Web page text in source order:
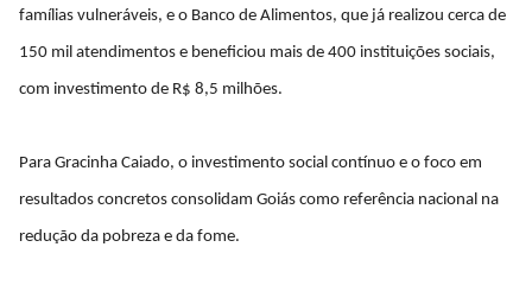
famílias vulneráveis, e o Banco de Alimentos, que já realizou cerca de
150 mil atendimentos e beneficiou mais de 400 instituições sociais,
com investimento de R$ 8,5 milhões.
Para Gracinha Caiado, o investimento social contínuo e o foco em
resultados concretos consolidam Goiás como referência nacional na
redução da pobreza e da fome.